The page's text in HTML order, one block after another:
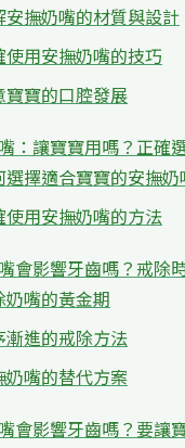
安撫奶嘴的材質與設計
使用安撫奶嘴的技巧
寶寶的口腔發展
：讓寶寶用嗎？正確
選擇適合寶寶的安撫奶
使用安撫奶嘴的方法
會影響牙齒嗎？戒除
奶嘴的黃金期
漸進的戒除方法
奶嘴的替代方案
會影響牙齒嗎？要讓